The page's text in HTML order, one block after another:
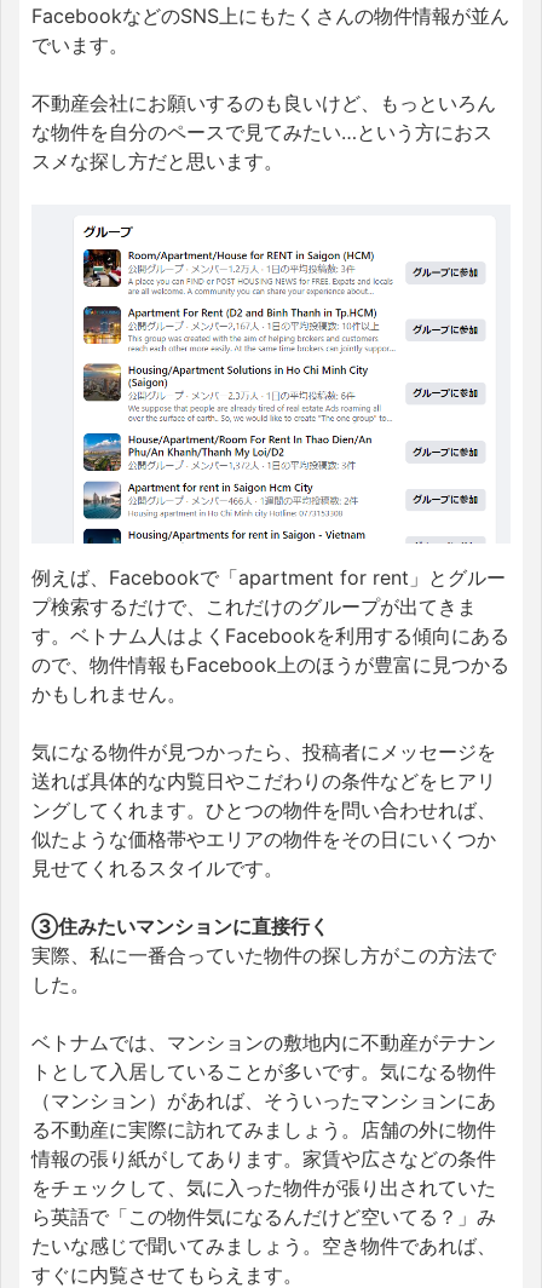
FacebookなどのSNS上にもたくさんの物件情報が並ん
でいます。
不動産会社にお願いするのも良いけど、もっといろん
な物件を自分のペースで見てみたい…という方におス
スメな探し方だと思います。
例えば、Facebookで「apartment for rent」とグルー
プ検索するだけで、これだけのグループが出てきま
す。ベトナム人はよくFacebookを利用する傾向にある
ので、物件情報もFacebook上のほうが豊富に見つかる
かもしれません。
気になる物件が見つかったら、投稿者にメッセージを
送れば具体的な内覧日やこだわりの条件などをヒアリ
ングしてくれます。ひとつの物件を問い合わせれば、
似たような価格帯やエリアの物件をその日にいくつか
見せてくれるスタイルです。
③住みたいマンションに直接行く
実際、私に一番合っていた物件の探し方がこの方法で
した。
ベトナムでは、マンションの敷地内に不動産がテナン
トとして入居していることが多いです。気になる物件
（マンション）があれば、そういったマンションにあ
る不動産に実際に訪れてみましょう。店舗の外に物件
情報の張り紙がしてあります。家賃や広さなどの条件
をチェックして、気に入った物件が張り出されていた
ら英語で「この物件気になるんだけど空いてる？」み
たいな感じで聞いてみましょう。空き物件であれば、
すぐに内覧させてもらえます。